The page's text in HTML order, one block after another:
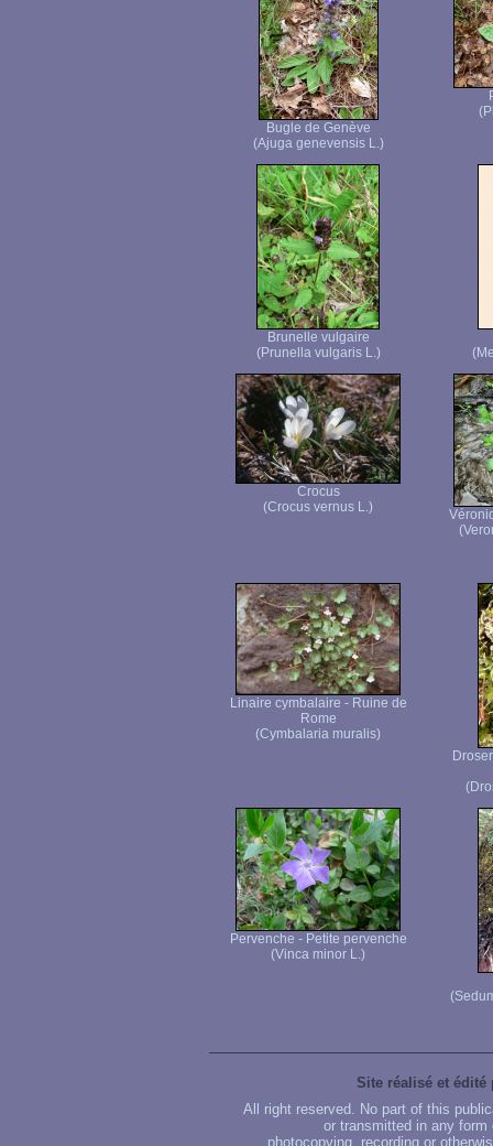
Bugle de Genève
(Ajuga genevensis L.)
Brunelle vulgaire
(Prunella vulgaris L.)
Crocus
(Crocus vernus L.)
Linaire cymbalaire - Ruine de
Rome
(Cymbalaria muralis)
Pervenche - Petite pervenche
(Vinca minor L.)
Site réalisé et édité
All right reserved. No part of this
or transmitted in any
photocopying, recording or